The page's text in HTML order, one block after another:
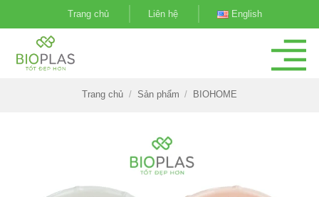
qua
dung
Trang chủ Liên hệ English
Trang chủ / Sản phẩm / BIOHOME